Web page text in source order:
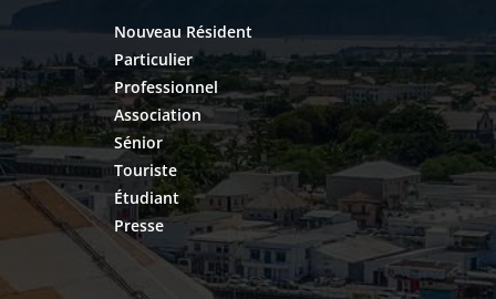
Nouveau Résident
Particulier
Professionnel
Association
Sénior
Touriste
Étudiant
Presse